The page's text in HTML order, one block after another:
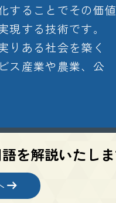
することでその価
現する技術です。
りある社会を築く
ス産業や農業、公
を解説いたしま